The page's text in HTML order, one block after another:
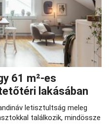
61 m²-es
lakásában
letisztultság meleg
találkozik, mindössze